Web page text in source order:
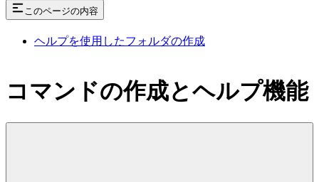
このページの内容
ヘルプを使用したフォルダの作成
コマンドの作成とヘルプ機能